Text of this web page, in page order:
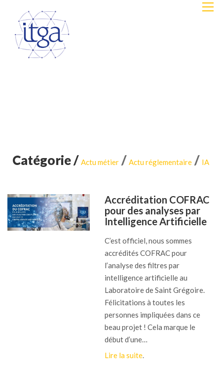
Catégorie / Actu métier/ Actu réglementaire/ IA
Accréditation COFRAC
pour des analyses par
Intelligence Artificielle
C’est officiel, nous sommes
accrédités COFRAC pour
l’analyse des filtres par
intelligence artificielle au
Laboratoire de Saint Grégoire.
Félicitations à toutes les
personnes impliquées dans ce
beau projet ! Cela marque le
début d’une…
Lire la suite